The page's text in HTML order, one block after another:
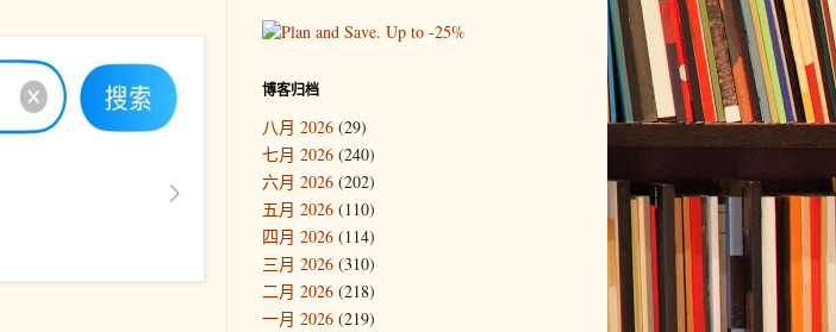
博客归档
八月 2026 (29)
七月 2026 (240)
六月 2026 (202)
五月 2026 (110)
四月 2026 (114)
三月 2026 (310)
二月 2026 (218)
一月 2026 (219)